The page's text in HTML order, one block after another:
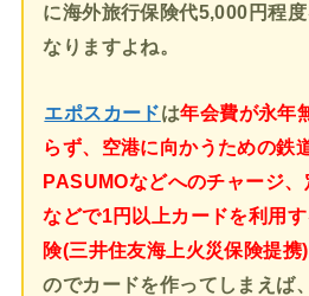
に海外旅行保険代5,000円程
なりますよね。
エポスカードは年会費が永年
らず、空港に向かうための鉄
PASUMOなどへのチャージ、
などで1円以上カードを利用
険(三井住友海上火災保険提
のでカードを作ってしまえば